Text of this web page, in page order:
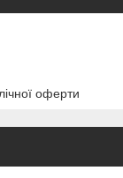
оферти